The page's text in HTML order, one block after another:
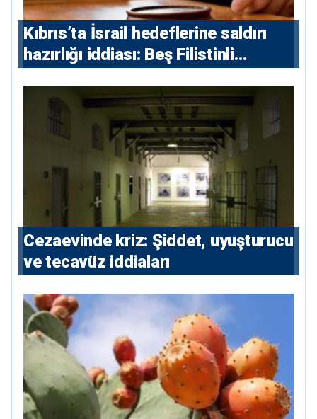
Kıbrıs’ta İsrail hedeflerine saldırı
hazırlığı iddiası: Beş Filistinli
Cezaevinde kriz: Şiddet, uyuşturucu
ve tecavüz iddiaları